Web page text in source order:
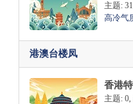
主题:
高冷气
港澳台楼凤
香港
主题: 0,